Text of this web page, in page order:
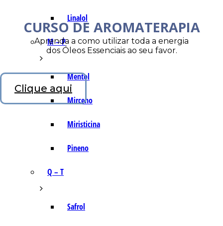
Linalol
M – P
Mentol
Mirceno
Miristicina
Pineno
Q – T
Safrol
CURSO DE AROMATERAPIA
Aprenda a como utilizar toda a energia
dos Óleos Essenciais ao seu favor.
Clique aqui